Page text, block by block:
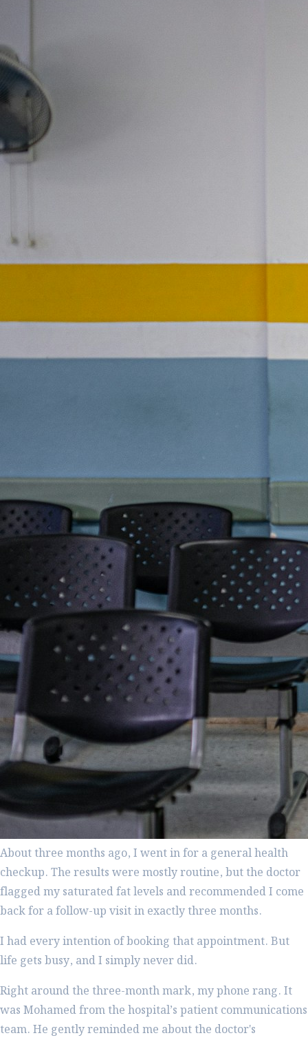
About three months ago, I went in for a general health
checkup. The results were mostly routine, but the doctor
flagged my saturated fat levels and recommended I come
back for a follow-up visit in exactly three months.
I had every intention of booking that appointment. But
life gets busy, and I simply never did.
Right around the three-month mark, my phone rang. It
was Mohamed from the hospital’s patient communications
team. He gently reminded me about the doctor's